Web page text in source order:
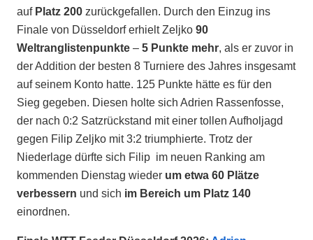
auf Platz 200 zurückgefallen. Durch den Einzug ins
Finale von Düsseldorf erhielt Zeljko 90
Weltranglistenpunkte – 5 Punkte mehr, als er zuvor in
der Addition der besten 8 Turniere des Jahres insgesamt
auf seinem Konto hatte. 125 Punkte hätte es für den
Sieg gegeben. Diesen holte sich Adrien Rassenfosse,
der nach 0:2 Satzrückstand mit einer tollen Aufholjagd
gegen Filip Zeljko mit 3:2 triumphierte. Trotz der
Niederlage dürfte sich Filip im neuen Ranking am
kommenden Dienstag wieder um etwa 60 Plätze
verbessern und sich im Bereich um Platz 140
einordnen.